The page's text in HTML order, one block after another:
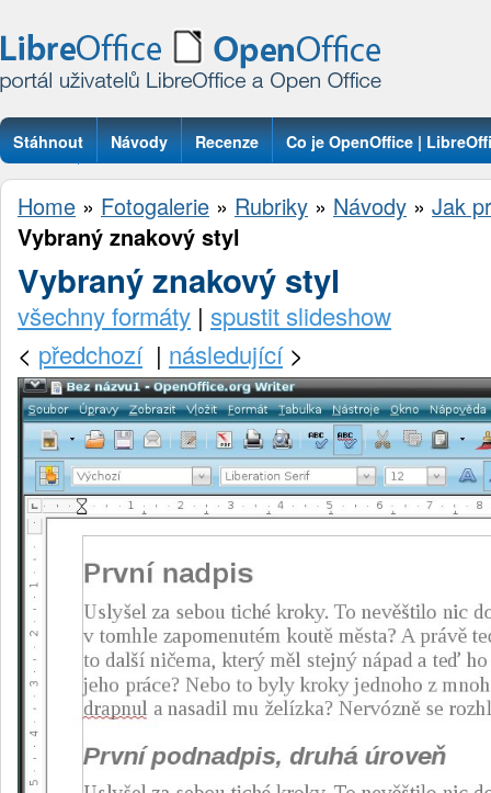
Stáhnout Návody Recenze Co je OpenOffice |
Otázky
Home » Fotogalerie » Rubriky » Návody » Jak
Vybraný znakový styl
Vybraný znakový styl
všechny formáty | spustit slideshow
< předchozí| následující>